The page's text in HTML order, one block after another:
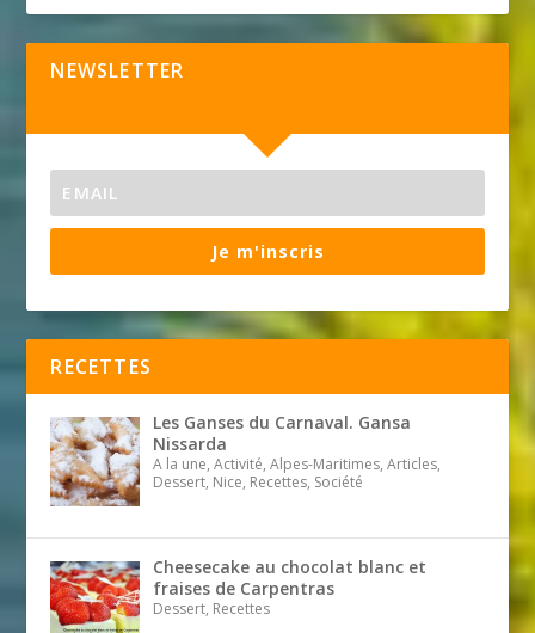
NEWSLETTER
Je m'inscris
RECETTES
Les Ganses du Carnaval. Gansa
Nissarda
A la une, Activité, Alpes-Maritimes, Articles,
Dessert, Nice, Recettes, Société
Cheesecake au chocolat blanc et
fraises de Carpentras
Dessert, Recettes